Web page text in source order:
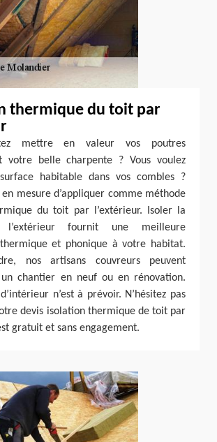
thermique du toit par
mettre en valeur vos poutres
votre belle charpente ? Vous voulez
habitable dans vos combles ?
en mesure d’appliquer comme méthode
du toit par l’extérieur. Isoler la
fournit une meilleure
et phonique à votre habitat.
nos artisans couvreurs peuvent
chantier en neuf ou en rénovation.
n’est à prévoir. N’hésitez pas
devis isolation thermique de toit par
gratuit et sans engagement.